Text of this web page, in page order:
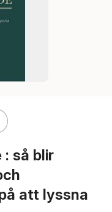
så blir
att lyssna